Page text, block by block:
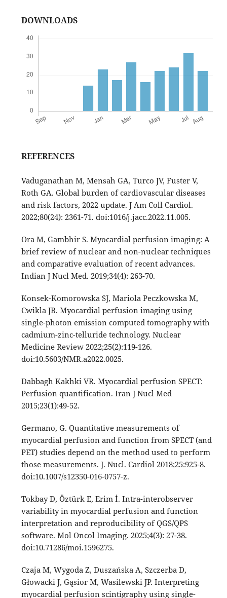
DOWNLOADS
REFERENCES
Vaduganathan M, Mensah GA, Turco JV, Fuster V,
Roth GA. Global burden of cardiovascular diseases
and risk factors, 2022 update. J Am Coll Cardiol.
2022;80(24): 2361-71. doi:1016/j.jacc.2022.11.005.
Ora M, Gambhir S. Myocardial perfusion imaging: A
brief review of nuclear and non-nuclear techniques
and comparative evaluation of recent advances.
Indian J Nucl Med. 2019;34(4): 263-70.
Konsek-Komorowska SJ, Mariola Peczkowska M,
Cwikla JB. Myocardial perfusion imaging using
single-photon emission computed tomography with
cadmium-zinc-telluride technology. Nuclear
Medicine Review 2022;25(2):119-126.
doi:10.5603/NMR.a2022.0025.
Dabbagh Kakhki VR. Myocardial perfusion SPECT:
Perfusion quantification. Iran J Nucl Med
2015;23(1):49-52.
Germano, G. Quantitative measurements of
myocardial perfusion and function from SPECT (and
PET) studies depend on the method used to perform
those measurements. J. Nucl. Cardiol 2018;25:925-8.
doi:10.1007/s12350-016-0757-z.
Tokbay D, Öztürk E, Erim İ. Intra-interobserver
variability in myocardial perfusion and function
interpretation and reproducibility of QGS/QPS
software. Mol Oncol Imaging. 2025;4(3): 27-38.
doi:10.71286/moi.1596275.
Czaja M, Wygoda Z, Duszańska A, Szczerba D,
Głowacki J, Gąsior M, Wasilewski JP. Interpreting
myocardial perfusion scintigraphy using single-